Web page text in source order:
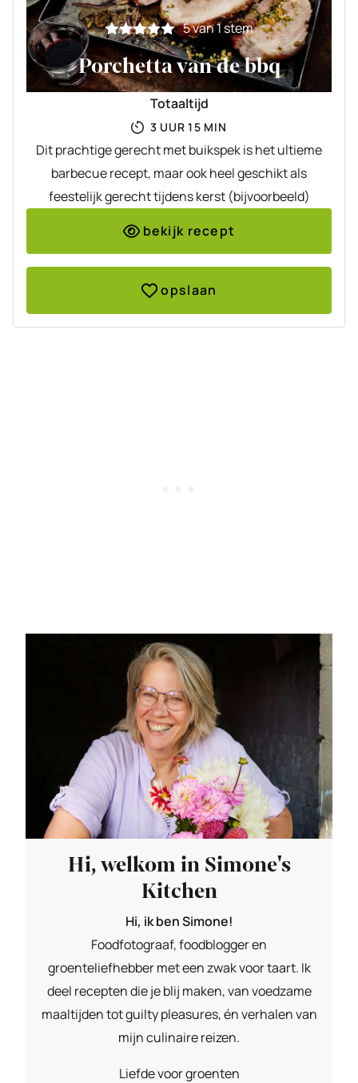
5van 1 stem
Porchetta van de bbq
Totaaltijd
3 UUR
UUR 15MINUTEN
MIN
Dit prachtige gerecht met buikspek is het ultieme
barbecue recept, maar ook heel geschikt als
feestelijk gerecht tijdens kerst (bijvoorbeeld)
bekijk recept
opslaan
Hi, welkom in Simone's
Kitchen
Hi, ik ben Simone!
Foodfotograaf, foodblogger en
groenteliefhebber met een zwak voor taart. Ik
deel recepten die je blij maken, van voedzame
maaltijden tot guilty pleasures, én verhalen van
mijn culinaire reizen.
Liefde voor groenten